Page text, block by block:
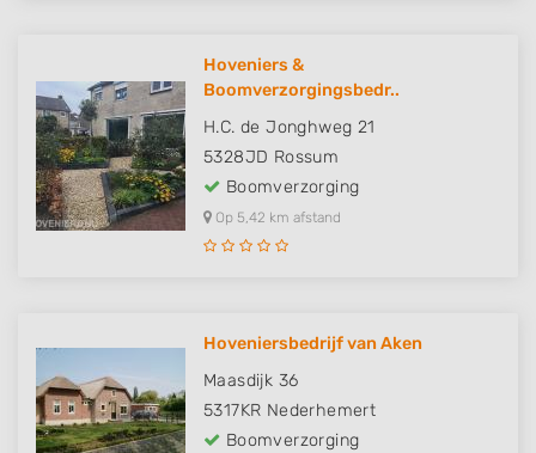
Hoveniers &
Boomverzorgingsbedr..
H.C. de Jonghweg 21
5328JD Rossum
Boomverzorging
Op 5,42 km afstand
Hoveniersbedrijf van Aken
Maasdijk 36
5317KR Nederhemert
Boomverzorging